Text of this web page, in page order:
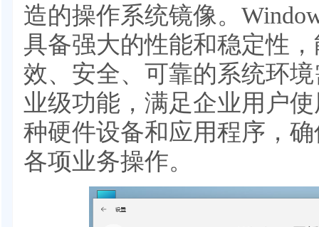
造的操作系统镜像。
具备强大的性能和稳定性
效、安全、可靠的系统环
业级功能，满足企业用户
种硬件设备和应用程序，
各项业务操作。